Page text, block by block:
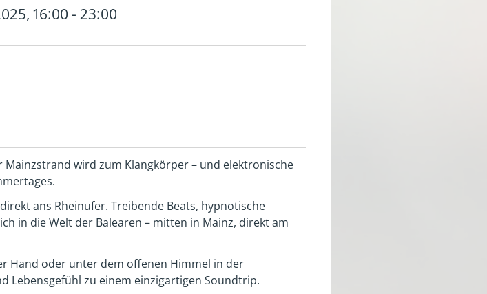
16:00 - 23:00
Mainzstrand wird zum Klangkörper – und elektronische
ans Rheinufer. Treibende Beats, hypnotische
in die Welt der Balearen – mitten in Mainz, direkt am
Hand oder unter dem offenen Himmel in der
Lebensgefühl zu einem einzigartigen Soundtrip.